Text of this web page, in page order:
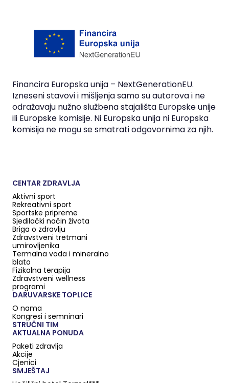
Financira Europska unija – NextGenerationEU.
Izneseni stavovi i mišljenja samo su autorova i ne
odražavaju nužno službena stajališta Europske unije
ili Europske komisije. Ni Europska unija ni Europska
komisija ne mogu se smatrati odgovornima za njih.
CENTAR ZDRAVLJA
Aktivni sport
Rekreativni sport
Sportske pripreme
Sjedilački način života
Briga o zdravlju
Zdravstveni tretmani
umirovljenika
Termalna voda i mineralno
blato
Fizikalna terapija
Zdravstveni wellness
programi
DARUVARSKE TOPLICE
O nama
Kongresi i semninari
STRUČNI TIM
AKTUALNA PONUDA
Paketi zdravlja
Akcije
Cjenici
SMJEŠTAJ